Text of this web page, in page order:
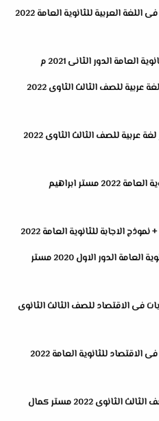
مراجعة ليلة الامتحان بالاجابات فى اللغة العربية للثانوية العامة 2022
العامة الدور الثانى 2021 م
الإمتحان التجريبى الثانى عشر لغة عربية للصف الثالث الثاوى 2022
الإمتحان التجريبى الحادى عشر لغة عربية للصف الثالث الثاوى 2022
امتحان تجريبى لغة عربية للثانوية العامة 2022 مستر ابراهيم
الاجابة للثانوية العامة 2022
امتحان الاقتصاد بالاجابات للثانوية العامة الدور الاول 2020 مستر
فى الاقتصاد للصف الثالث الثانوى
مراجعة ليلة الامتحان بالاجابات فى الاقتصاد للثانوية العامة 2022
ملزمه اقتصاد شرح واسئلة للصف الثالث الثانوى 2022 مستر كمال